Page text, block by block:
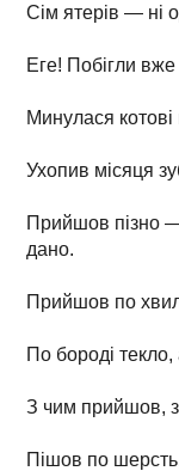
Сім ятерів — ні
Еге! Побігли вже
Минулася
Ухопив місяця
Прийшов пізно
дано.
Прийшов по
По бороді
З чим прийшов,
Пішов по